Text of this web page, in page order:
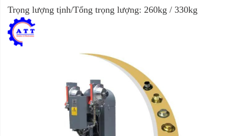
Trọng lượng tịnh/Tổng trọng lượng: 260kg / 330kg